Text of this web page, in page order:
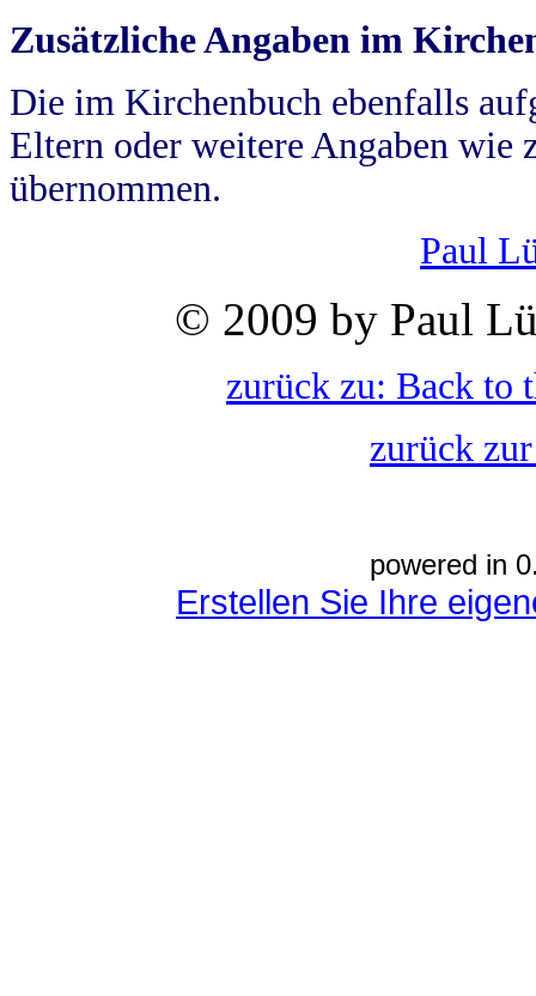
Zusätzliche Angaben im
Die im Kirchenbuch ebenfalls
Eltern oder weitere Angaben wie
übernommen.
Paul
© 2009 by Paul
zurück zu: Back to
zurück
powered in
Erstellen Sie Ihre